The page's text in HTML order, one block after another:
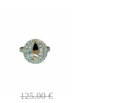
125.00€